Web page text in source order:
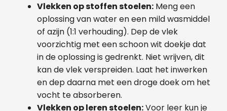
Vlekken op stoffen stoelen: Meng een
oplossing van water en een mild wasmiddel
of azijn (1:1 verhouding). Dep de vlek
voorzichtig met een schoon wit doekje dat
in de oplossing is gedrenkt. Niet wrijven, dit
kan de vlek verspreiden. Laat het inwerken
en dep daarna met een droge doek om het
vocht te absorberen.
Vlekken op leren stoelen:Voor leer kun je